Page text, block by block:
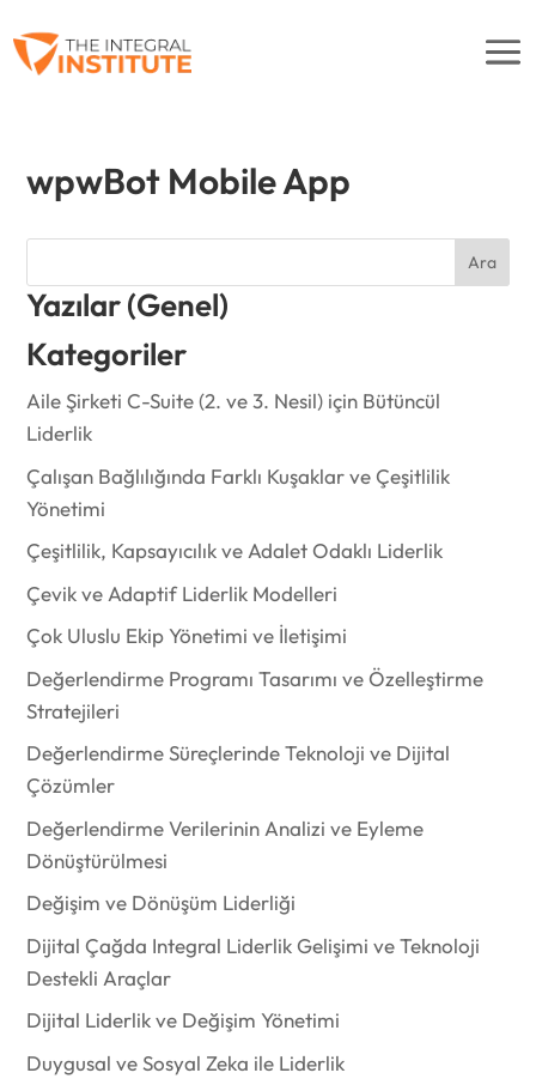
wpwBot Mobile App
Ara
Yazılar (Genel)
Kategoriler
Aile Şirketi C-Suite (2. ve 3. Nesil) için Bütüncül
Liderlik
Çalışan Bağlılığında Farklı Kuşaklar ve Çeşitlilik
Yönetimi
Çeşitlilik, Kapsayıcılık ve Adalet Odaklı Liderlik
Çevik ve Adaptif Liderlik Modelleri
Çok Uluslu Ekip Yönetimi ve İletişimi
Değerlendirme Programı Tasarımı ve Özelleştirme
Stratejileri
Değerlendirme Süreçlerinde Teknoloji ve Dijital
Çözümler
Değerlendirme Verilerinin Analizi ve Eyleme
Dönüştürülmesi
Değişim ve Dönüşüm Liderliği
Dijital Çağda Integral Liderlik Gelişimi ve Teknoloji
Destekli Araçlar
Dijital Liderlik ve Değişim Yönetimi
Duygusal ve Sosyal Zeka ile Liderlik